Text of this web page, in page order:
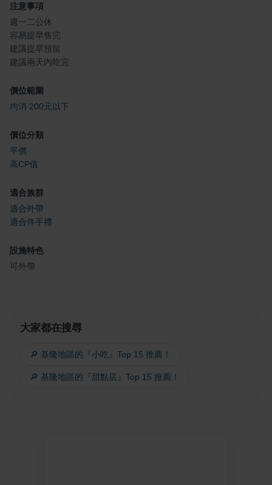
注意事項
週一二公休
容易提早售完
建議提早預留
建議兩天內吃完
價位範圍
均消 200元以下
價位分類
平價
高CP值
適合族群
適合外帶
適合伴手禮
設施特色
可外帶
大家都在搜尋
🔎 基隆地區的『小吃』Top 15 推薦！
🔎 基隆地區的『甜點店』Top 15 推薦！